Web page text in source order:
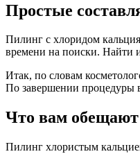
Простые
Пилинг с хлоридом
времени на поиски. Найти
Итак, по словам
По завершении процедуры
Что вам обещают
Пилинг хлористым